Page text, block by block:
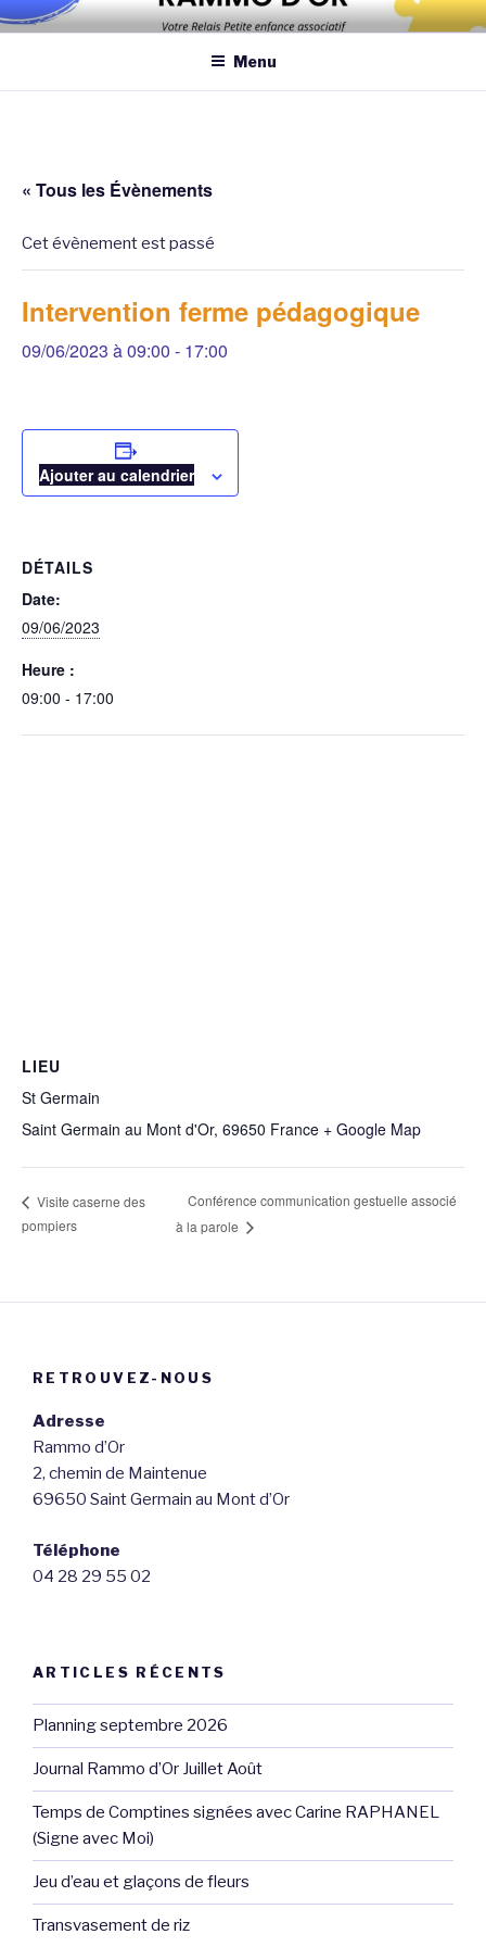
Aller
au
principal
Association qui a pour objectif d’améliorer les conditions et la
assistantes maternelles et/ou au domicile des parents
Menu
« Tous les Évènements
Cet évènement est passé
Intervention ferme pédagogique
09/06/2023 à 09:00 - 17:00
Ajouter au calendrier
DÉTAILS
Date:
09/06/2023
Heure :
09:00 - 17:00
LIEU
St Germain
Saint Germain au Mont d'Or, 69650 France + Google Map
Visite caserne des
pompiers
Conférence communication gestuelle associé
à la parole
RETROUVEZ-NOUS
Adresse
Rammo d’Or
2, chemin de Maintenue
69650 Saint Germain au Mont d’Or
Téléphone
04 28 29 55 02
ARTICLES RÉCENTS
Planning septembre 2026
Journal Rammo d’Or Juillet Août
Temps de Comptines signées avec Carine RAPHANEL
(Signe avec Moi)
Jeu d’eau et glaçons de fleurs
Transvasement de riz